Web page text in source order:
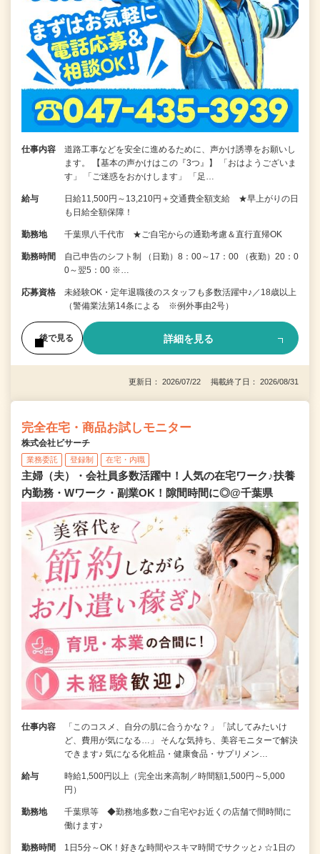
仕事内容
道路工事などを安全に進めるために、声かけ誘導をお願いし
ます。 【基本の声かけはこの『3つ』】 「おはようございま
す」 「ご迷惑をおかけします」 「足…
給与
日給11,500円～13,210円＋交通費全額支給 ★早上がりの日
も日給全額保障！
勤務地 千葉県八千代市 ★ご自宅からの通勤考慮＆直行直帰OK
勤務時間
自己申告のシフト制 （日勤）8：00～17：00 （夜勤）20：0
0～翌5：00 ※…
応募資格
未経験OK・定年退職後のスタッフも多数活躍中♪／18歳以上
（警備業法第14条による ※例外事由2号）
後で見る 詳細を見る
更新日： 2026/07/22 掲載終了日： 2026/08/31
完全在宅・商品お試しモニター
株式会社ビサーチ
業務委託 登録制 在宅・内職
主婦（夫）・会社員多数活躍中！人気の在宅ワーク♪扶養
内勤務・Wワーク・副業OK！隙間時間に◎@千葉県
仕事内容
「このコスメ、自分の肌に合うかな？」「試してみたいけ
ど、費用が気になる…」 そんな気持ち、美容モニターで解決
できます♪ 気になる化粧品・健康食品・サプリメン…
給与
時給1,500円以上（完全出来高制／時間額1,500円～5,000
円）
勤務地
千葉県等 ◆勤務地多数♪ご自宅やお近くの店舗で間時間に
働けます♪
勤務時間
1日5分～OK！好きな時間やスキマ時間でサクッと♪ ☆1日の